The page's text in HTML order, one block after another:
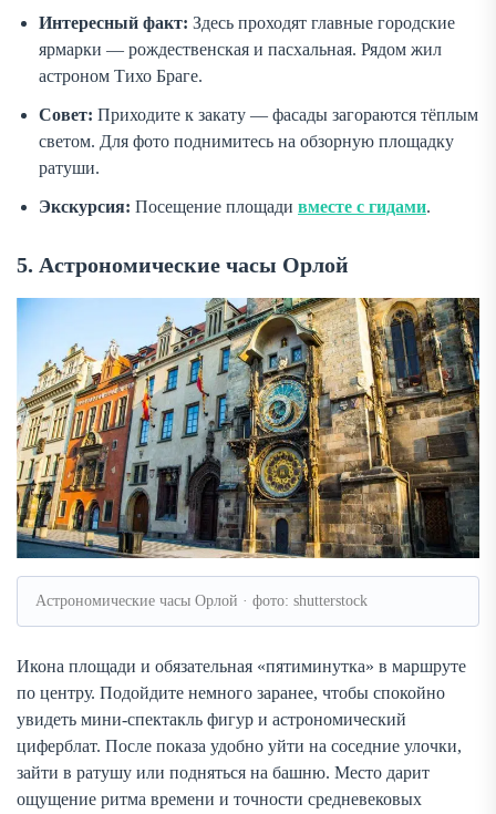
Интересный факт: Здесь проходят главные городские
ярмарки — рождественская и пасхальная. Рядом жил
астроном Тихо Браге.
Совет: Приходите к закату — фасады загораются тёплым
светом. Для фото поднимитесь на обзорную площадку
ратуши.
Экскурсия: Посещение площади вместе с гидами.
5. Астрономические часы Орлой
Астрономические часы Орлой · фото: shutterstock
Икона площади и обязательная «пятиминутка» в маршруте
по центру. Подойдите немного заранее, чтобы спокойно
увидеть мини-спектакль фигур и астрономический
циферблат. После показа удобно уйти на соседние улочки,
зайти в ратушу или подняться на башню. Место дарит
ощущение ритма времени и точности средневековых